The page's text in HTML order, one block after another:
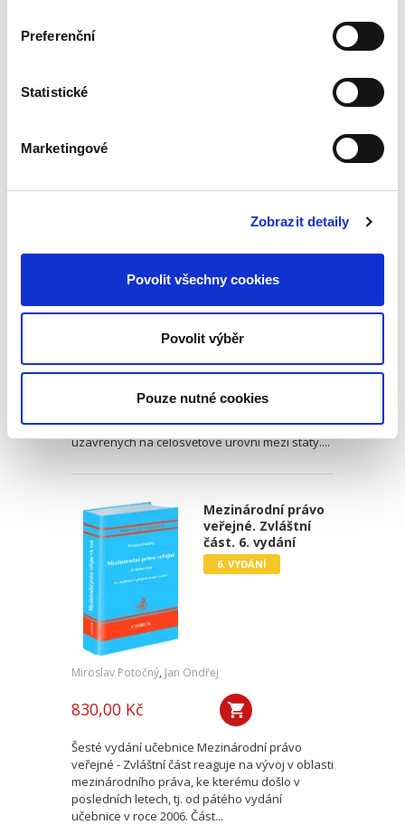
Preferenční
Statistické
Marketingové
Zobrazit detaily
Povolit všechny cookies
Povolit výběr
Pouze nutné cookies
vysvětlení základních otázek soukromého
Čtvrté, doplněné vydání obecných dokumentů
ke studiu mezinárodního práva veřejného
obsahuje výběr nejvýznamnějších
mnohostranných mezinárodních smluv
uzavřených na celosvětové úrovni mezi státy....
Mezinárodní právo
veřejné. Zvláštní
část. 6. vydání
6. VYDÁNÍ
Miroslav Potočný, Jan Ondřej
830,00 Kč
Šesté vydání učebnice Mezinárodní právo
veřejné - Zvláštní část reaguje na vývoj v oblasti
mezinárodního práva, ke kterému došlo v
posledních letech, tj. od pátého vydání
učebnice v roce 2006. Část...